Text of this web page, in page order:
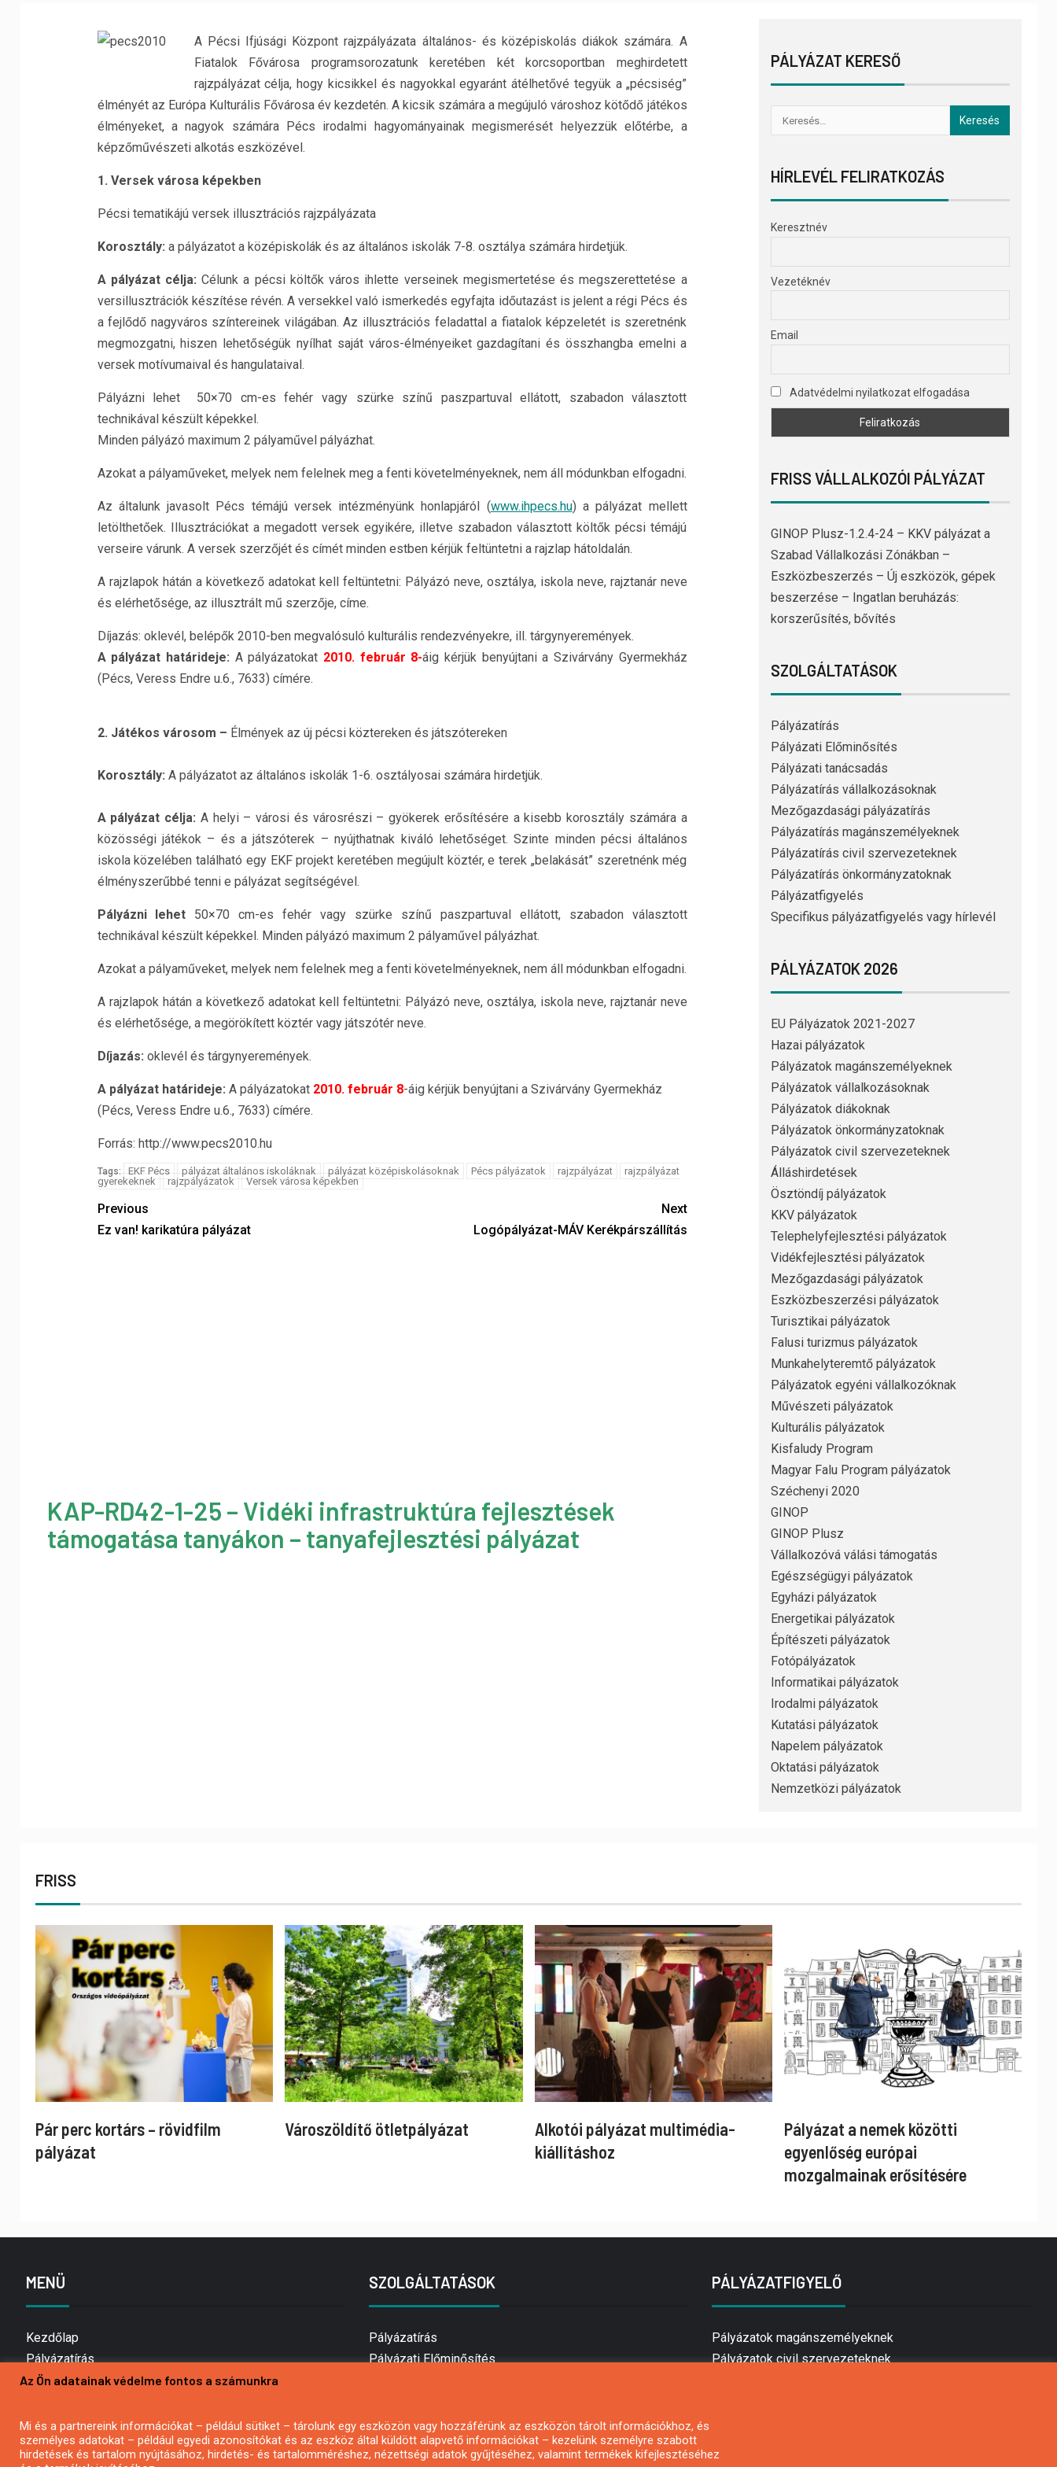
A Pécsi Ifjúsági Központ rajzpályázata általános- és középiskolás diákok számára. A
Fiatalok Fővárosa programsorozatunk keretében két korcsoportban meghirdetett
rajzpályázat célja, hogy kicsikkel és nagyokkal egyaránt átélhetővé tegyük a „pécsiség”
élményét az Európa Kulturális Fővárosa év kezdetén. A kicsik számára a megújuló városhoz kötődő játékos
élményeket, a nagyok számára Pécs irodalmi hagyományainak megismerését helyezzük előtérbe, a
képzőművészeti alkotás eszközével.
1. Versek városa képekben
Pécsi tematikájú versek illusztrációs rajzpályázata
Korosztály: a pályázatot a középiskolák és az általános iskolák 7-8. osztálya számára hirdetjük.
A pályázat célja: Célunk a pécsi költők város ihlette verseinek megismertetése és megszerettetése a
versillusztrációk készítése révén. A versekkel való ismerkedés egyfajta időutazást is jelent a régi Pécs és
a fejlődő nagyváros színtereinek világában. Az illusztrációs feladattal a fiatalok képzeletét is szeretnénk
megmozgatni, hiszen lehetőségük nyílhat saját város-élményeiket gazdagítani és összhangba emelni a
versek motívumaival és hangulataival.
Pályázni lehet 50×70 cm-es fehér vagy szürke színű paszpartuval ellátott, szabadon választott
technikával készült képekkel.
Minden pályázó maximum 2 pályaművel pályázhat.
Azokat a pályaműveket, melyek nem felelnek meg a fenti követelményeknek, nem áll módunkban elfogadni.
Az általunk javasolt Pécs témájú versek intézményünk honlapjáról (www.ihpecs.hu) a pályázat mellett
letölthetőek. Illusztrációkat a megadott versek egyikére, illetve szabadon választott költők pécsi témájú
verseire várunk. A versek szerzőjét és címét minden estben kérjük feltüntetni a rajzlap hátoldalán.
A rajzlapok hátán a következő adatokat kell feltüntetni: Pályázó neve, osztálya, iskola neve, rajztanár neve
és elérhetősége, az illusztrált mű szerzője, címe.
Díjazás: oklevél, belépők 2010-ben megvalósuló kulturális rendezvényekre, ill. tárgynyeremények.
A pályázat határideje: A pályázatokat 2010. február 8-áig kérjük benyújtani a Szivárvány Gyermekház
(Pécs, Veress Endre u.6., 7633) címére.
2. Játékos városom – Élmények az új pécsi köztereken és játszótereken
Korosztály: A pályázatot az általános iskolák 1-6. osztályosai számára hirdetjük.
A pályázat célja: A helyi – városi és városrészi – gyökerek erősítésére a kisebb korosztály számára a
közösségi játékok – és a játszóterek – nyújthatnak kiváló lehetőséget. Szinte minden pécsi általános
iskola közelében található egy EKF projekt keretében megújult köztér, e terek „belakását” szeretnénk még
élményszerűbbé tenni e pályázat segítségével.
Pályázni lehet 50×70 cm-es fehér vagy szürke színű paszpartuval ellátott, szabadon választott
technikával készült képekkel. Minden pályázó maximum 2 pályaművel pályázhat.
Azokat a pályaműveket, melyek nem felelnek meg a fenti követelményeknek, nem áll módunkban elfogadni.
A rajzlapok hátán a következő adatokat kell feltüntetni: Pályázó neve, osztálya, iskola neve, rajztanár neve
és elérhetősége, a megörökített köztér vagy játszótér neve.
Díjazás: oklevél és tárgynyeremények.
A pályázat határideje: A pályázatokat 2010. február 8-áig kérjük benyújtani a Szivárvány Gyermekház
(Pécs, Veress Endre u.6., 7633) címére.
Forrás: http://www.pecs2010.hu
Tags: EKF Pécs pályázat általános iskoláknak pályázat középiskolásoknak Pécs pályázatok rajzpályázat
rajzpályázat
gyerekeknek
rajzpályázatok Versek városa képekben
Previous
Ez van! karikatúra pályázat
Next
Logópályázat-MÁV Kerékpárszállítás
KAP-RD42-1-25 – Vidéki infrastruktúra fejlesztések
támogatása tanyákon – tanyafejlesztési pályázat
PÁLYÁZAT KERESŐ
HÍRLEVÉL FELIRATKOZÁS
Keresztnév
Vezetéknév
Email
Adatvédelmi nyilatkozat elfogadása
FRISS VÁLLALKOZÓI PÁLYÁZAT
GINOP Plusz-1.2.4-24 – KKV pályázat a
Szabad Vállalkozási Zónákban –
Eszközbeszerzés – Új eszközök, gépek
beszerzése – Ingatlan beruházás:
korszerűsítés, bővítés
SZOLGÁLTATÁSOK
Pályázatírás
Pályázati Előminősítés
Pályázati tanácsadás
Pályázatírás vállalkozásoknak
Mezőgazdasági pályázatírás
Pályázatírás magánszemélyeknek
Pályázatírás civil szervezeteknek
Pályázatírás önkormányzatoknak
Pályázatfigyelés
Specifikus pályázatfigyelés vagy hírlevél
PÁLYÁZATOK 2026
EU Pályázatok 2021-2027
Hazai pályázatok
Pályázatok magánszemélyeknek
Pályázatok vállalkozásoknak
Pályázatok diákoknak
Pályázatok önkormányzatoknak
Pályázatok civil szervezeteknek
Álláshirdetések
Ösztöndíj pályázatok
KKV pályázatok
Telephelyfejlesztési pályázatok
Vidékfejlesztési pályázatok
Mezőgazdasági pályázatok
Eszközbeszerzési pályázatok
Turisztikai pályázatok
Falusi turizmus pályázatok
Munkahelyteremtő pályázatok
Pályázatok egyéni vállalkozóknak
Művészeti pályázatok
Kulturális pályázatok
Kisfaludy Program
Magyar Falu Program pályázatok
Széchenyi 2020
GINOP
GINOP Plusz
Vállalkozóvá válási támogatás
Egészségügyi pályázatok
Egyházi pályázatok
Energetikai pályázatok
Építészeti pályázatok
Fotópályázatok
Informatikai pályázatok
Irodalmi pályázatok
Kutatási pályázatok
Napelem pályázatok
Oktatási pályázatok
Nemzetközi pályázatok
FRISS
Pár perc kortárs – rövidfilm
pályázat
Városzöldítő ötletpályázat
Alkotói pályázat multimédia-
kiállításhoz
Pályázat a nemek közötti
egyenlőség európai
mozgalmainak erősítésére
MENÜ
Kezdőlap
Pályázatírás
Bemutatkozás
Hírlevél feliratkozás
Impresszum
SZOLGÁLTATÁSOK
Pályázatírás
Pályázati Előminősítés
Mezőgazdasági pályázatírás
Pályázatírás magánszemélyeknek
PÁLYÁZATFIGYELŐ
Pályázatok magánszemélyeknek
Pályázatok civil szervezeteknek
Az Ön adatainak védelme fontos a számunkra
Mi és a partnereink információkat – például sütiket – tárolunk egy eszközön vagy hozzáférünk az eszközön tárolt információkhoz, és
személyes adatokat – például egyedi azonosítókat és az eszköz által küldött alapvető információkat – kezelünk személyre szabott
hirdetések és tartalom nyújtásához, hirdetés- és tartalomméréshez, nézettségi adatok gyűjtéséhez, valamint termékek kifejlesztéséhez